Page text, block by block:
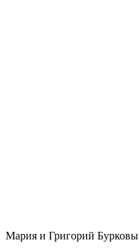
Мария и Григорий Бурковы